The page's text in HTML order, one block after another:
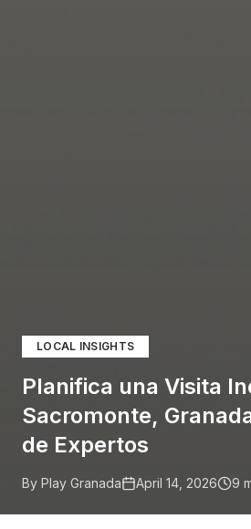
LOCAL INSIGHTS
Planifica una Visita
Sacromonte,
de Expertos
By Play Granada April 14, 2026 9